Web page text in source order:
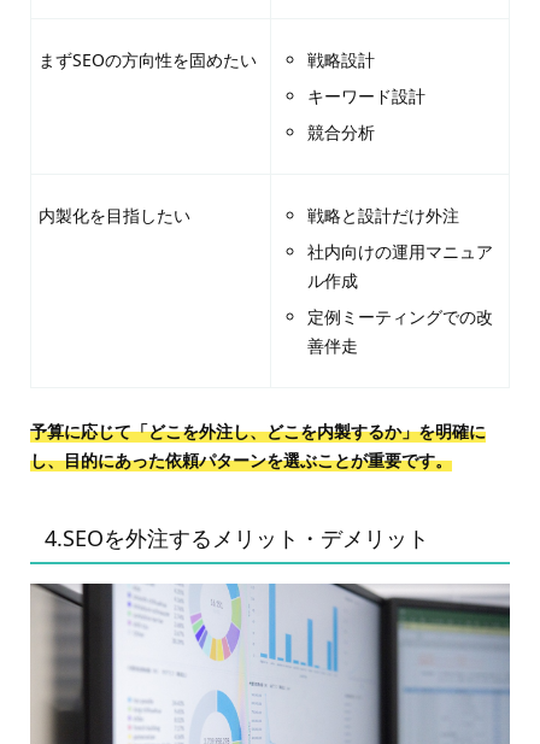
まずSEOの方向性を固めたい
戦略設計
キーワード設計
競合分析
内製化を目指したい
戦略と設計だけ外注
社内向けの運用マニュア
ル作成
定例ミーティングでの改
善伴走
予算に応じて「どこを外注し、どこを内製するか」を明確に
し、目的にあった依頼パターンを選ぶことが重要です。
4.SEOを外注するメリット・デメリット